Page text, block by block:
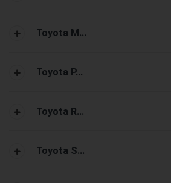
Toyota M...
Toyota P...
Toyota R...
Toyota S...